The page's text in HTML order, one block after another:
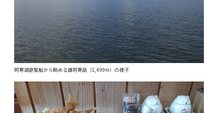
阿寒湖遊覧船から眺める雌阿寒岳（1,499m）の様子